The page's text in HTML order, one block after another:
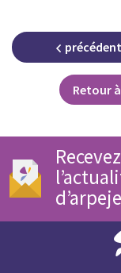
précédent
Retour
Recevez